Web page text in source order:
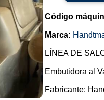
Código
Marca:
LÍNEA DE
Embutidora al
Fabricante: